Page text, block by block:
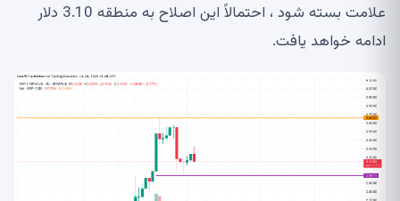
علامت بسته شود ، احتمالاً این اصلاح به منطقه 3.10 دلار
ادامه خواهد یافت.